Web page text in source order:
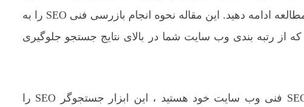
برای بهینه سازی موتور جستجو (SEO) ندارید ، به مطالعه ادامه دهید. این مقاله نحوه انجام بازرسی فنی SEO را به
که از رتبه بندی وب سایت شما در بالای نتایج جستجو جلوگیری
P.S. اگر به دنبال یک روش سریع برای بررسی SEO فنی وب سایت خود هستید ، این ابزار جستجوگر SEO را